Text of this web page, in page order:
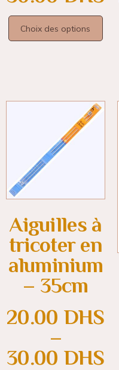
Choix des options
Aiguilles à
tricoter en
aluminium
– 35cm
20.00 DHS
–
30.00 DHS